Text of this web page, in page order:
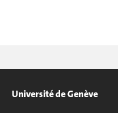
Université de Genève